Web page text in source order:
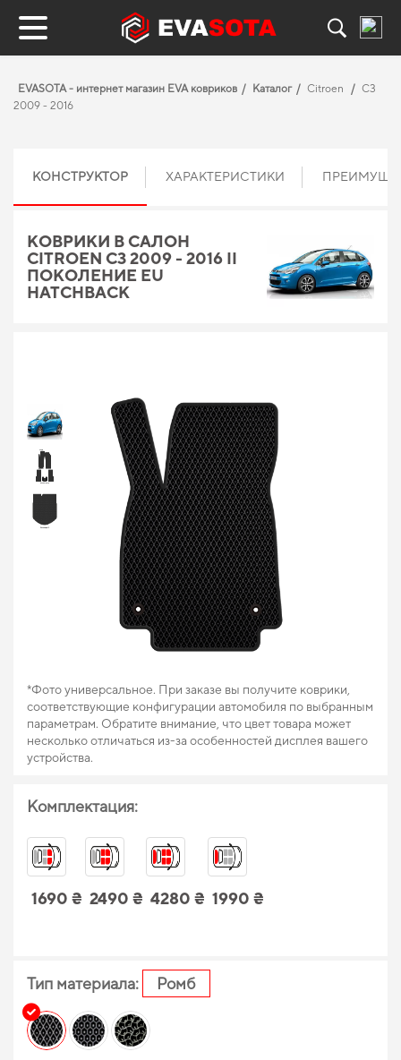
EVASOTA - интернет магазин EVA ковриков Каталог Citroen
C3
2009 - 2016
КОНСТРУКТОР ХАРАКТЕРИСТИКИ
КОВРИКИ В САЛОН
CITROEN C3 2009 - 2016 II
ПОКОЛЕНИЕ EU
HATCHBACK
*Фото универсальное. При заказе вы получите коврики,
соответствующие конфигурации автомобиля по выбранным
параметрам. Обратите внимание, что цвет товара может
несколько отличаться из-за особенностей дисплея вашего
устройства.
Комплектация:
1690 ₴ 2490 ₴ 4280 ₴ 1990 ₴
Тип материала: Ромб